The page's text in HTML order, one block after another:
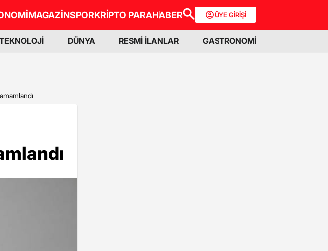
MAGAZİNSPORKRİPTO PARAHABER ÜYE GİRİŞİ
TEKNOLOJİ DÜNYA RESMİ İLANLAR GASTRONOMİ